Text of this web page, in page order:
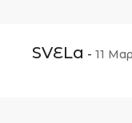
SVELа - 11